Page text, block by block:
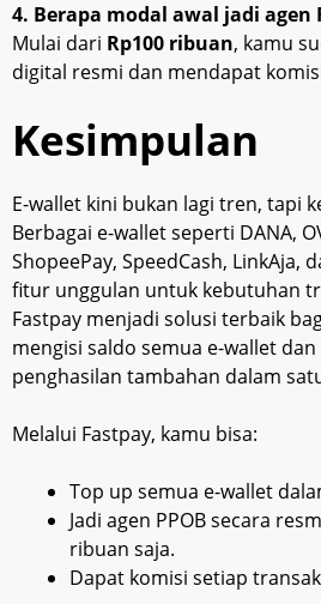
4. Berapa modal awal jadi agen
Mulai dari Rp100 ribuan, kamu
digital resmi dan mendapat
Kesimpulan
E-wallet kini bukan lagi tren, tapi
Berbagai e-wallet seperti DANA,
ShopeePay, SpeedCash, LinkAja,
fitur unggulan untuk kebutuhan
Fastpay menjadi solusi terbaik
mengisi saldo semua e-wallet
penghasilan tambahan dalam
Melalui Fastpay, kamu bisa:
Top up semua e-wallet
Jadi agen PPOB secara
ribuan saja.
Dapat komisi setiap